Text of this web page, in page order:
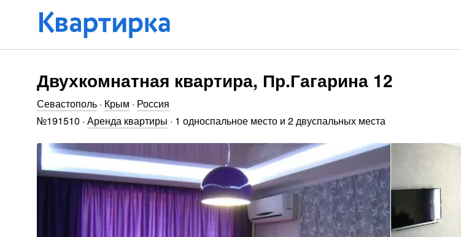
Двухкомнатная квартира, Пр.Гагарина 12
Севастополь · Крым · Россия
№191510 · Аренда квартиры · 1 односпальное место и 2 двуспальных места